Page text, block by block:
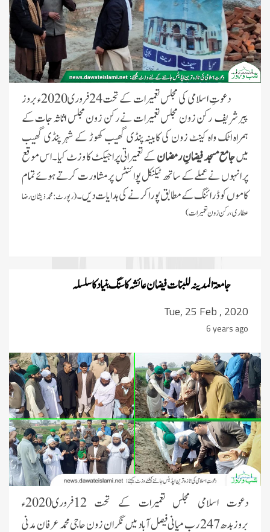
دعوتِ اسلامی کی مجلس تعمیرات کے تحت 24فروری2020ء بروز
پیر شریف رکن زون مجلس تعمیرات نے رکن زون مجلس اثاثہ جات کے
ہمراہ اٹک واہ کینٹ زون کی کابینہ پنڈی گھیب کھوڑ کے شہر پنڈی گھیب
میںجامع مسجد فیضانِ رمضانکے تعمیراتی پراجیکٹ کا وزٹ کیا۔ اس موقع
پر انہوں نےعملےکے ساتھ ٹیکنیکل پوائنٹس پر مشاورت کرتے ہوئےتمام
کاموں کو ڈرائنگ کے مطابق پورا کرنے کی ہدایات دیں۔(رپورٹ: محمد ذیشان رضا
عطاری، رکن زون تعمیرات)
جامعۃ المدینہ للبنات فیضان عائشہ کا سنگ بنیاد کا سلسلہ
Tue, 25 Feb , 2020
6 years ago
دعوت اسلامی مجلس تعمیرات کے تحت 12فروری2020ء
بروزبدھ247 رب میانی فیصل آباد میں نگران زون حاجی محمد عرفان مدنی